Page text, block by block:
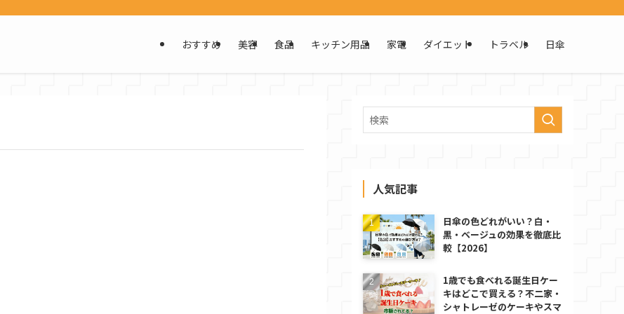
おすすめ 美容 食品 キッチン用品 家電 ダイエット トラベル 日傘
人気記事
日傘の色どれがいい？白・
黒・ベージュの効果を徹底比
較【2026】
1歳でも食べれる誕生日ケー
キはどこで買える？不二家・
シャトレーゼのケーキやスマ